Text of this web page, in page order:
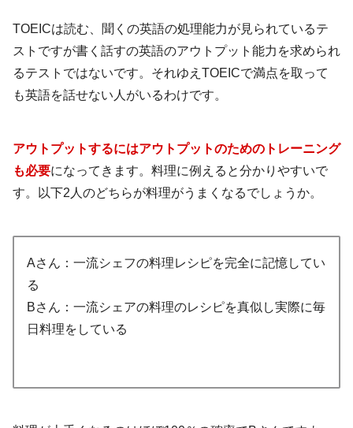
TOEICは読む、聞くの英語の処理能力が見られているテ
ストですが書く話すの英語のアウトプット能力を求められ
るテストではないです。それゆえTOEICで満点を取って
も英語を話せない人がいるわけです。
アウトプットするにはアウトプットのためのトレーニング
も必要になってきます。料理に例えると分かりやすいで
す。以下2人のどちらが料理がうまくなるでしょうか。
Aさん：一流シェフの料理レシピを完全に記憶してい
る
Bさん：一流シェアの料理のレシピを真似し実際に毎
日料理をしている